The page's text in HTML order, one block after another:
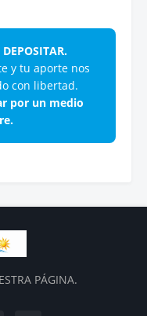
y tu aporte nos
con libertad.
por un medio
PÁGINA.